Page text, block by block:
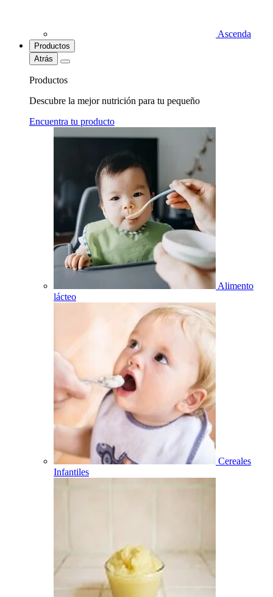
Ascenda
Productos
Atrás
Productos
Descubre la mejor nutrición para tu pequeño
Encuentra tu producto
Alimento
lácteo
Cereales
Infantiles